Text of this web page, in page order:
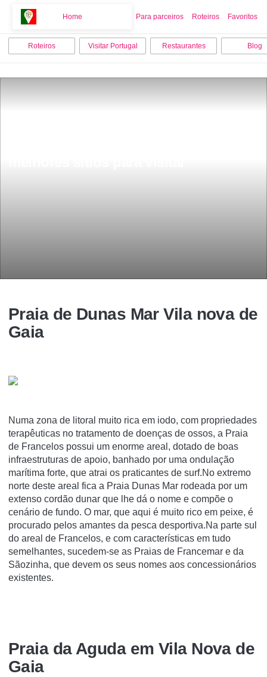
Home Para parceiros Roteiros Favoritos
Home
Roteiros Visitar Portugal Restaurantes Blog
Praia de Dunas Mar Vila nova de
Gaia
Numa zona de litoral muito rica em iodo, com propriedades
terapêuticas no tratamento de doenças de ossos, a Praia
de Francelos possui um enorme areal, dotado de boas
infraestruturas de apoio, banhado por uma ondulação
marítima forte, que atrai os praticantes de surf.No extremo
norte deste areal fica a Praia Dunas Mar rodeada por um
extenso cordão dunar que lhe dá o nome e compõe o
cenário de fundo. O mar, que aqui é muito rico em peixe, é
procurado pelos amantes da pesca desportiva.Na parte sul
do areal de Francelos, e com características em tudo
semelhantes, sucedem-se as Praias de Francemar e da
Sãozinha, que devem os seus nomes aos concessionários
existentes.
Praia da Aguda em Vila Nova de
Gaia